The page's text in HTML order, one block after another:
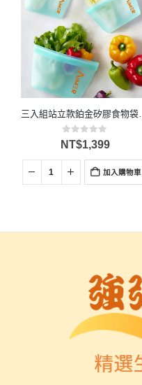
0滿分 5
NT$1,399
加入購物車